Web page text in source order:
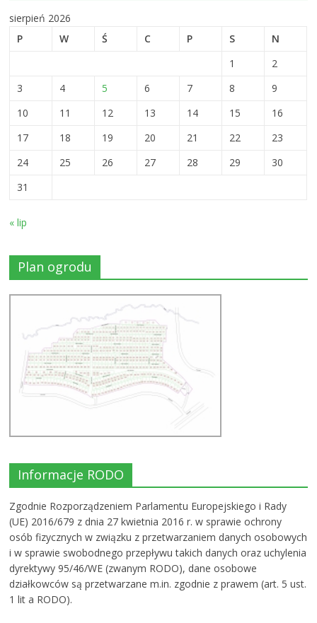
sierpień 2026
P
W Ś C P S
N
1
2
3
4 5 6 7 8
9
10
11 12 13 14 15
16
17
18 19 20 21 22
23
24
25 26 27 28 29
30
31
« lip
Plan ogrodu
Informacje RODO
Zgodnie Rozporządzeniem Parlamentu Europejskiego i Rady
(UE) 2016/679 z dnia 27 kwietnia 2016 r. w sprawie ochrony
osób fizycznych w związku z przetwarzaniem danych osobowych
i w sprawie swobodnego przepływu takich danych oraz uchylenia
dyrektywy 95/46/WE (zwanym RODO), dane osobowe
działkowców są przetwarzane m.in. zgodnie z prawem (art. 5 ust.
1 lit a RODO).